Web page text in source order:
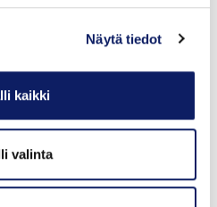
Näytä tiedot
kaikki
valinta